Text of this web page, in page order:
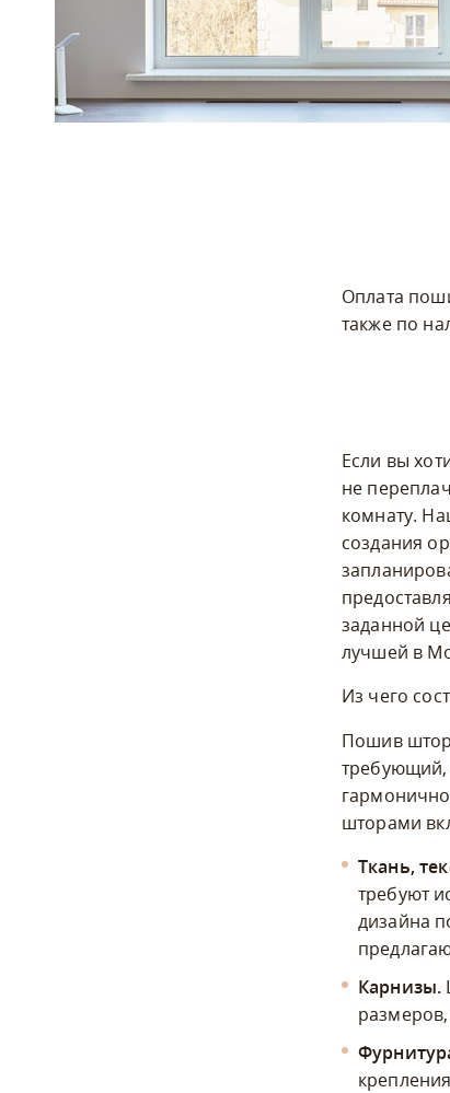
Оплата
также по
Если вы
не
комнату.
создания
заданной
лучшей в
Из чего
Пошив штор
требующий,
шторами
Ткань,
требуют
дизайна
Карнизы.